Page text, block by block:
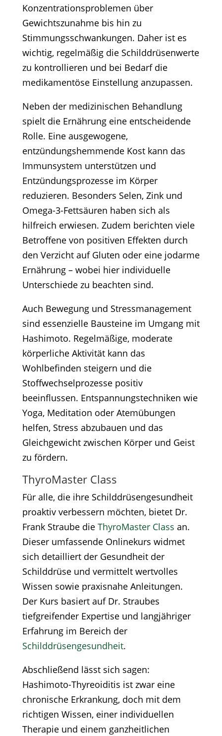
Konzentrationsproblemen über
Gewichtszunahme bis hin zu
Stimmungsschwankungen. Daher ist es
wichtig, regelmäßig die Schilddrüsenwerte
zu kontrollieren und bei Bedarf die
medikamentöse Einstellung anzupassen.​
Neben der medizinischen Behandlung
spielt die Ernährung eine entscheidende
Rolle. Eine ausgewogene,
entzündungshemmende Kost kann das
Immunsystem unterstützen und
Entzündungsprozesse im Körper
reduzieren. Besonders Selen, Zink und
Omega-3-Fettsäuren haben sich als
hilfreich erwiesen. Zudem berichten viele
Betroffene von positiven Effekten durch
den Verzicht auf Gluten oder eine jodarme
Ernährung – wobei hier individuelle
Unterschiede zu beachten sind.​
Auch Bewegung und Stressmanagement
sind essenzielle Bausteine im Umgang mit
Hashimoto. Regelmäßige, moderate
körperliche Aktivität kann das
Wohlbefinden steigern und die
Stoffwechselprozesse positiv
beeinflussen. Entspannungstechniken wie
Yoga, Meditation oder Atemübungen
helfen, Stress abzubauen und das
Gleichgewicht zwischen Körper und Geist
zu fördern.​
ThyroMaster Class
Für alle, die ihre Schilddrüsengesundheit
proaktiv verbessern möchten, bietet Dr.
Frank Straube die ThyroMaster Class an.
Dieser umfassende Onlinekurs widmet
sich detailliert der Gesundheit der
Schilddrüse und vermittelt wertvolles
Wissen sowie praxisnahe Anleitungen.
Der Kurs basiert auf Dr. Straubes
tiefgreifender Expertise und langjähriger
Erfahrung im Bereich der
Schilddrüsengesundheit.
Abschließend lässt sich sagen:
Hashimoto-Thyreoiditis ist zwar eine
chronische Erkrankung, doch mit dem
richtigen Wissen, einer individuellen
Therapie und einem ganzheitlichen